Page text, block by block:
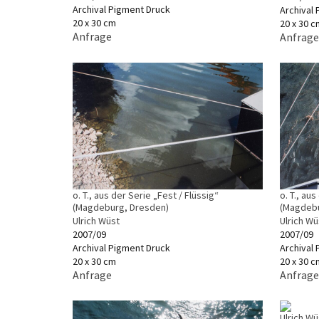
Archival Pigment Druck
20 x 30 cm
Anfrage
Archival
20 x 30
Anfrage
o. T., aus der Serie „Fest / Flüssig“
(Magdeburg, Dresden)
Ulrich Wüst
2007/09
Archival Pigment Druck
20 x 30 cm
Anfrage
o. T.,
Ulrich
2007/09
Archival
20 x 30
Anfrage